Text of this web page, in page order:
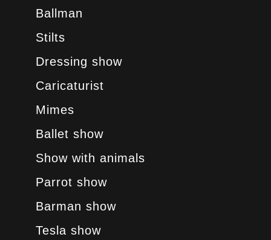
Ballman
Stilts
Dressing show
Caricaturist
Mimes
Ballet show
Show with animals
Parrot show
Barman show
Tesla show